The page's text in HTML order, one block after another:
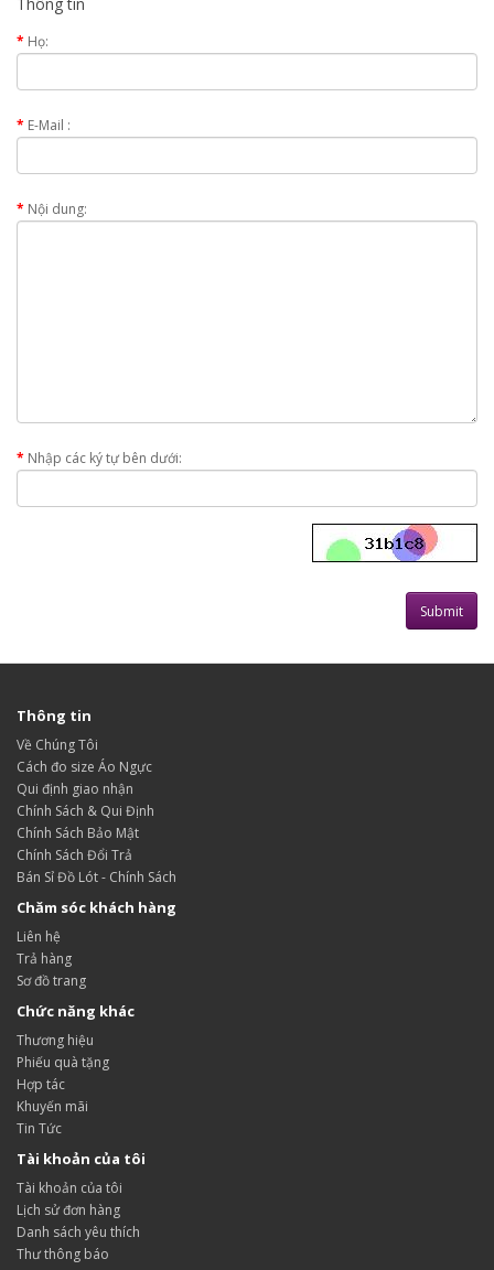
Họ:
E-Mail :
Nội dung:
Nhập các ký tự bên dưới:
Thông tin
Về Chúng Tôi
Cách đo size Áo Ngực
Qui định giao nhận
Chính Sách & Qui Định
Chính Sách Bảo Mật
Chính Sách Đổi Trả
Bán Sỉ Đồ Lót - Chính Sách
Chăm sóc khách hàng
Liên hệ
Trả hàng
Sơ đồ trang
Chức năng khác
Thương hiệu
Phiếu quà tặng
Hợp tác
Khuyến mãi
Tin Tức
Tài khoản của tôi
Tài khoản của tôi
Lịch sử đơn hàng
Danh sách yêu thích
Thư thông báo